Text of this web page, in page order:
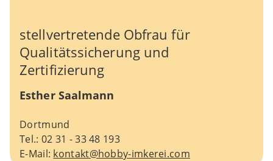
stellvertretende Obfrau für
Qualitätssicherung und
Zertifizierung
Esther Saalmann
Dortmund
Tel.: 02 31 - 33 48 193
E-Mail: kontakt@hobby-imkerei.com